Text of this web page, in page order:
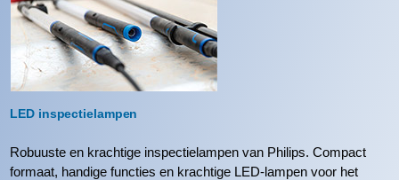
LED inspectielampen
Robuuste en krachtige inspectielampen van Philips. Compact
formaat, handige functies en krachtige LED-lampen voor het